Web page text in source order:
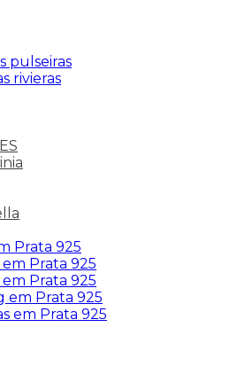
pulseiras
rivieras
Prata 925
Prata 925
Prata 925
em Prata 925
em Prata 925